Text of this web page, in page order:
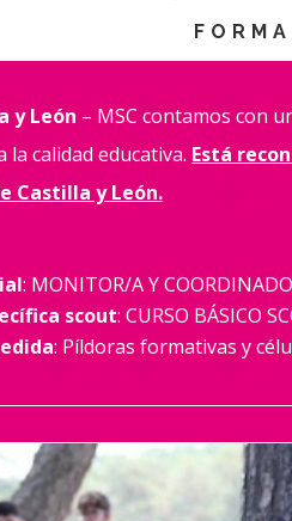
y León – MSC contamos con
calidad educativa. Está
Castilla y León.
: MONITOR/A Y
scout: CURSO BÁSICO
: Píldoras formativas y